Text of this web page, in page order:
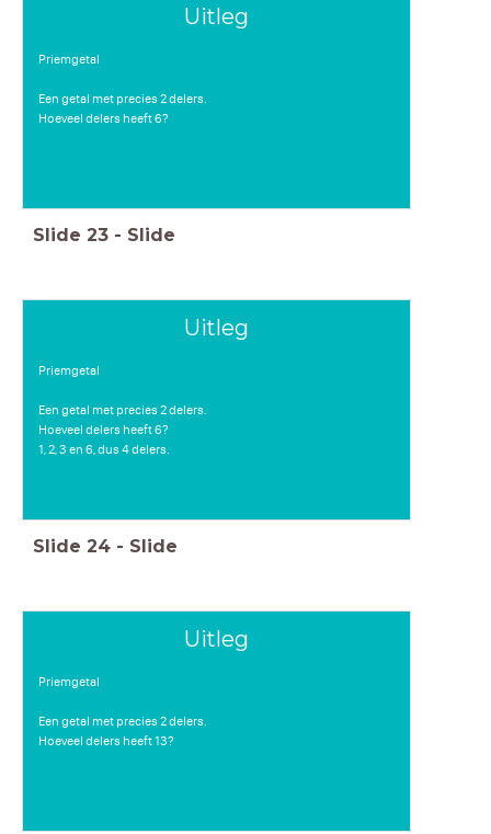
Uitleg
Priemgetal
Een getal met precies 2 delers.
Hoeveel delers heeft 6?
Slide 23 - Slide
Uitleg
Priemgetal
Een getal met precies 2 delers.
Hoeveel delers heeft 6?
1, 2, 3 en 6, dus 4 delers.
Slide 24 - Slide
Uitleg
Priemgetal
Een getal met precies 2 delers.
Hoeveel delers heeft 13?